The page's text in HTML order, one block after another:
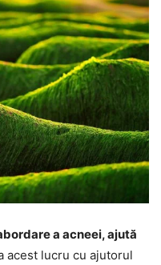
a acneei, ajută
acest lucru cu ajutorul